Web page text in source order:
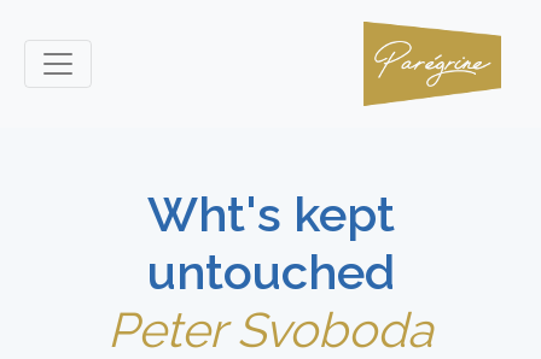
Wht's kept
untouched
Peter Svoboda